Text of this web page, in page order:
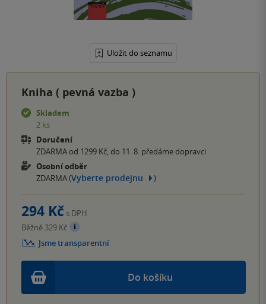
Uložit do seznamu
Kniha ( pevná vazba )
Skladem
2 ks
Doručení
ZDARMA od 1299 Kč, do 11. 8. předáme dopravci
Osobní odběr
ZDARMA (Vyberte prodejnu )
Do košíku
294 Kč s DPH
Běžně 329 Kč
Jsme transparentní